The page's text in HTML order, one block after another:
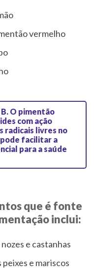
vermelho
O pimentão
com ação
radicais livres no
facilitar a
para a saúde
que é fonte
inclui:
nozes e castanhas
peixes e mariscos